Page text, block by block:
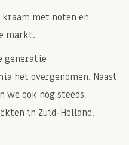
kraam met noten en
markt.
generatie
het overgenomen. Naast
we ook nog steeds
in Zuid-Holland.